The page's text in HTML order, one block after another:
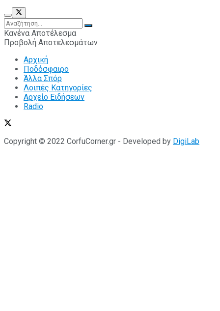
Κανένα Αποτέλεσμα
Προβολή Αποτελεσμάτων
Αρχική
Ποδόσφαιρο
Άλλα Σπόρ
Λοιπές Κατηγορίες
Αρχείο Ειδήσεων
Radio
Copyright © 2022 CorfuCorner.gr - Developed by DigiLab